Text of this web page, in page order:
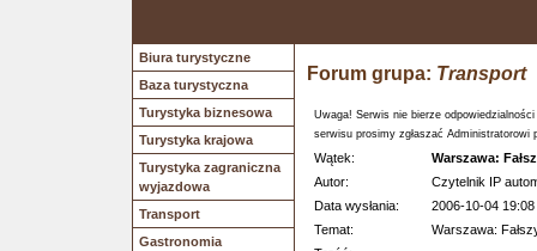
Biura turystyczne
Baza turystyczna
Turystyka biznesowa
Turystyka krajowa
Turystyka zagraniczna
wyjazdowa
Transport
Gastronomia
Forum grupa: Transport
Uwaga! Serwis nie bierze
serwisu prosimy zgłaszać Administratorowi
Wątek:
Warszawa:
Autor:
Czytelnik IP
Data wysłania:
2006-10-04 19:08
Temat:
Warszawa: